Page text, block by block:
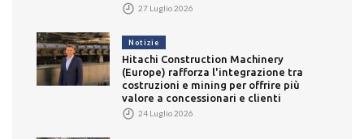
27 Luglio 2026
Notizie
Hitachi Construction Machinery
(Europe) rafforza l'integrazione tra
costruzioni e mining per offrire più
valore a concessionari e clienti
24 Luglio 2026